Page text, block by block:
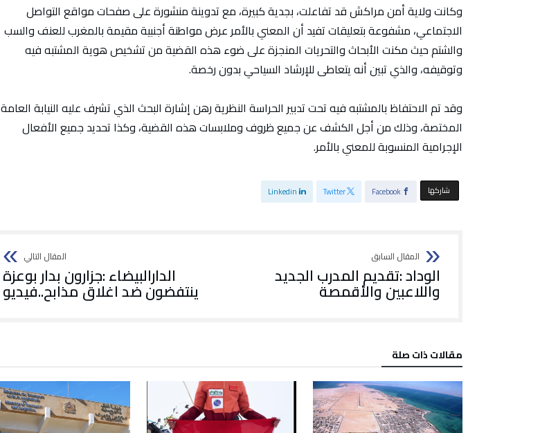
وكانت ولاية أمن مراكش قد تفاعلت، بجدية كبيرة، مع تدوينة منشورة على صفحات مواقع التواصل
الاجتماعي، مشفوعة بتعليقات تفيد أن المعني بالأمر عرض مواطنة أجنبية مقيمة بالمغرب للعنف والسب
والشتم حيث مكنت الأبحاث والتحريات المنجزة على ضوء هذه القضية من تشخيص هوية المشتبه فيه
وتوقيفه، والذي تبين أنه يتعاطى للإرشاد السياحي بدون رخصة.
وقد تم الاحتفاظ بالمشتبه فيه تحت تدبير الحراسة النظرية رهن إشارة البحث الذي تشرف عليه النيابة العامة
المختصة، وذلك من أجل الكشف عن جميع ظروف وملابسات هذه القضية، وكذا تحديد جميع الأفعال
الإجرامية المنسوبة للمعني بالأمر.
‫‫ شاركها‬ Facebook
Twitter
Linkedin
الوداد :تقديم المدرب الجديد
واللاعبين والأقمصة
الدارالبيضاء :جزارون بدار بوعزة
ينتفضون ضد اغلاق مذابح..فيديو
‫مقالات ذات صلة‬